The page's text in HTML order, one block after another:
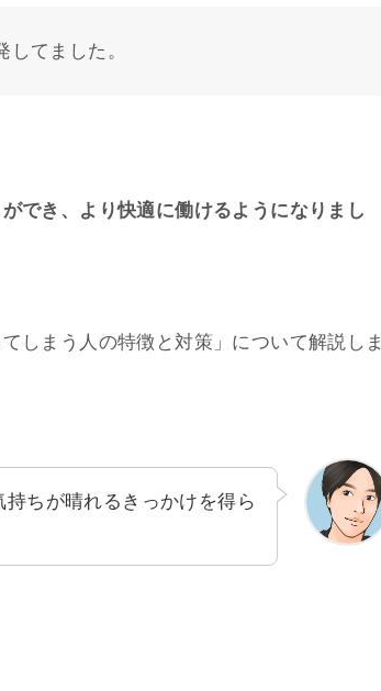
てました。
でき、より快適に働けるようになりまし
しまう人の特徴と対策」について解説しま
ちが晴れるきっかけを得ら